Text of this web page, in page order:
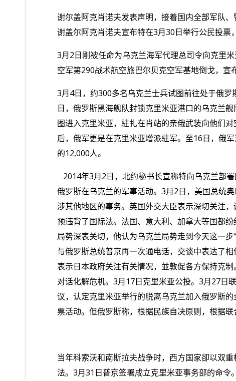
谢尔盖阿克肖诺夫发表声明，接着国内全部军队
谢盖尔阿克肖诺夫宣布特在3月30日举行公民投票
3月2日刚被任命为乌克兰海军代理总司令向克里
空军第290战术航空旅巴尔贝克空军基地倒戈，宣
3月4日，约300多名乌克兰士兵试图前往处于俄
日，俄罗斯黑海舰队封锁克里米亚港口的乌克兰舰
图进入克里米亚，驻扎在肖站的亲俄武装向他们
后，俄军更是在克里米亚增派驻军。至16日，俄
的12,000人。
2014年3月2日，北约秘书长宣称特向乌克兰部
俄罗斯在乌克兰的军事活动。 3月2日，美国总统
涉其他地区的事务。英国外交大臣表示深切关注
预违背了国际法。法国、意大利、加拿大等国都
局势深表关切，他认为乌克兰局势走到今天这一步“
与俄罗斯总统普京再一次通电话，交谈中表达了
表示日本政府关注有关情况，並敦促各方保持克制
对话化解危机。 3月17日克里米亚公投。 3月27日
议，认定克里米亚举行的脱离乌克兰加入俄罗斯
票活动。但俄罗斯称，根据民族自决原则，根据
当年科索沃和南斯拉夫战争时，西方国家卻以双
法。 3月31 日普京签署成立克里米亚事务部的命